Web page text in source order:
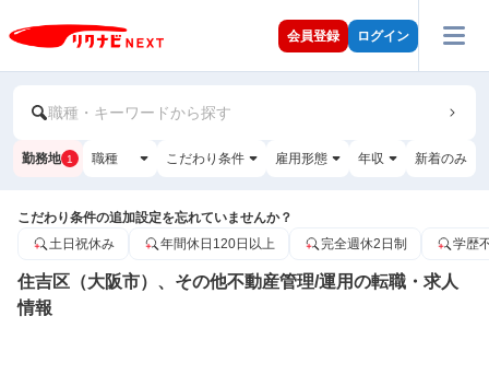
会員登録 ログイン
職種・キーワードから探す
勤務地 1 職種 こだわり条件 雇用形態 年収 新着のみ
こだわり条件の追加設定を忘れていませんか？
土日祝休み
年間休日120日以上 完全週休2日制 学歴
住吉区（大阪市）、その他不動産管理/運用の転職・求人
情報